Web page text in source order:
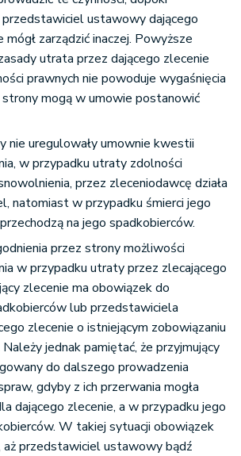
ustawowy dającego
zarządzić inaczej. Powyższe
utrata przez dającego zlecenie
prawnych nie powoduje wygaśnięcia
strony mogą w umowie postanowić
nie uregulowały umownie kwestii
w przypadku utraty zdolności
przez zleceniodawcę działa
natomiast w przypadku śmierci jego
na jego spadkobierców.
przez strony możliwości
w przypadku utraty przez zlecającego
zlecenie ma obowiązek do
lub przedstawiciela
zlecenie o istniejącym zobowiązaniu
jednak pamiętać, że przyjmujący
do dalszego prowadzenia
gdyby z ich przerwania mogła
dającego zlecenie, a w przypadku jego
W takiej sytuacji obowiązek
przedstawiciel ustawowy bądź